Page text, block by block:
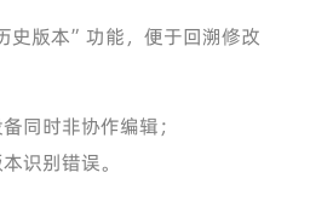
版本”功能，便于回溯修改
同时非协作编辑；
识别错误。